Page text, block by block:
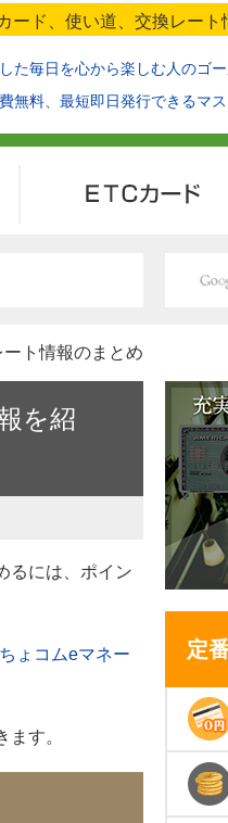
ード、使い道、交換レー
ト情報のまとめ
を紹
るには、ポイン
ちょコムeマネー
す。
定
した毎日を心から楽しむ人のゴ
費無料、最短即日発行できるマ